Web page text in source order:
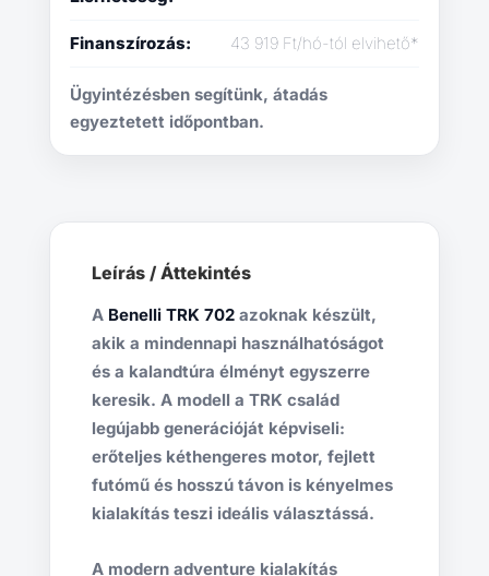
Finanszírozás: 43 919 Ft/hó-tól elvihető*
Ügyintézésben segítünk, átadás
egyeztetett időpontban.
Leírás / Áttekintés
A Benelli TRK 702azoknak készült,
akik a mindennapi használhatóságot
és a kalandtúra élményt egyszerre
keresik. A modell a TRK család
legújabb generációját képviseli:
erőteljes kéthengeres motor, fejlett
futómű és hosszú távon is kényelmes
kialakítás teszi ideális választássá.
A modern adventure kialakítás